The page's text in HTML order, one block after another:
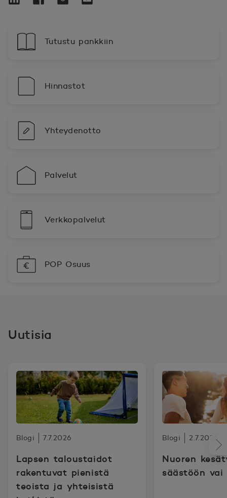
Tutustu pankkiin
Hinnastot
Yhteydenotto
Palvelut
Verkkopalvelut
POP Osuus
Uutisia
Blogi 7.7.2026
Lapsen taloustaidot
rakentuvat pienistä
teoista ja yhteisistä
Blogi 2.7.2026
Nuoren
säästöön